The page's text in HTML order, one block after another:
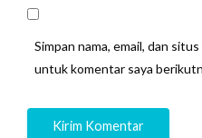
Simpan nama, email, dan
untuk komentar saya